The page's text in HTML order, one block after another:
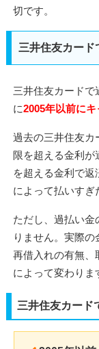
切です。
三井住友カード
三井住友カードで
に2005年以前に
過去の三井住友カ
限を超える金利が
を超える金利で
によって払いすぎ
ただし、過払い金
りません。実際
再借入れの有無、
によって変わりま
三井住友カード